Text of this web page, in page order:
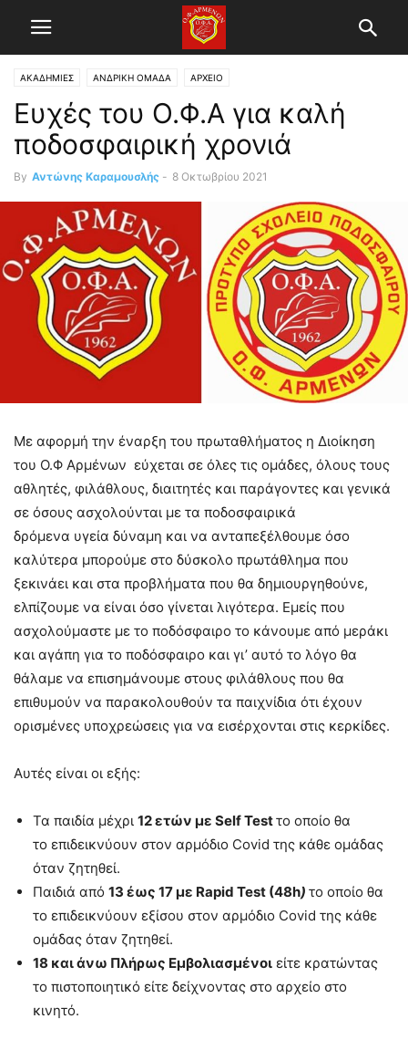
ΑΚΑΔΗΜΙΕΣ ΑΝΔΡΙΚΗ ΟΜΑΔΑ ΑΡΧΕΙΟ
Ευχές του Ο.Φ.Α για καλή
ποδοσφαιρική χρονιά
By Αντώνης Καραμουσλής - 8 Οκτωβρίου 2021
Με αφορμή την έναρξη του πρωταθλήματος η Διοίκηση
του Ο.Φ Αρμένων εύχεται σε όλες τις ομάδες, όλους τους
αθλητές, φιλάθλους, διαιτητές και παράγοντες και γενικά
σε όσους ασχολούνται με τα ποδοσφαιρικά
δρόμενα υγεία δύναμη και να ανταπεξέλθουμε όσο
καλύτερα μπορούμε στο δύσκολο πρωτάθλημα που
ξεκινάει και στα προβλήματα που θα δημιουργηθούνε,
ελπίζουμε να είναι όσο γίνεται λιγότερα. Εμείς που
ασχολούμαστε με το ποδόσφαιρο το κάνουμε από μεράκι
και αγάπη για το ποδόσφαιρο και γι’ αυτό το λόγο θα
θάλαμε να επισημάνουμε στους φιλάθλους που θα
επιθυμούν να παρακολουθούν τα παιχνίδια ότι έχουν
ορισμένες υποχρεώσεις για να εισέρχονται στις κερκίδες.
Αυτές είναι οι εξής:
Τα παιδία μέχρι 12 ετών με Self Testτο οποίo θα
το επιδεικνύουν στον αρμόδιο Covid της κάθε ομάδας
όταν ζητηθεί.
Παιδιά από 13 έως 17 με Rapid Test (48h) το οποίo θα
το επιδεικνύουν εξίσου στον αρμόδιο Covid της κάθε
ομάδας όταν ζητηθεί.
18 και άνω Πλήρως Εμβολιασμένοι είτε κρατώντας
το πιστοποιητικό είτε δείχνοντας στο αρχείο στο
κινητό.